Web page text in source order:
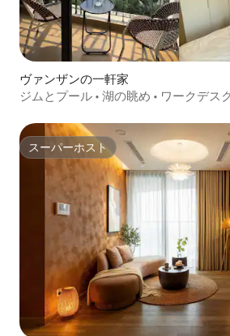
ヴァンザンの一軒家
ジムとプール • 湖の眺め • ワークデス
スーパーホスト
スーパーホスト